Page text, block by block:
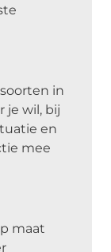
in
je wil, bij
en
mee
maat